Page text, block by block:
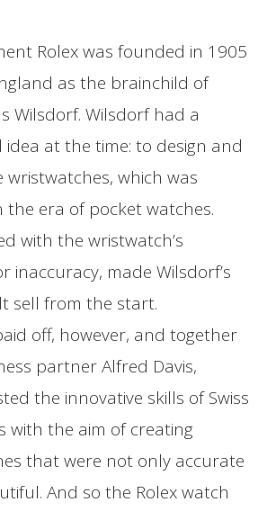
Fale conosco
Rolex was founded in 1905
as the brainchild of
Wilsdorf. Wilsdorf had a
at the time: to design and
which was
era of pocket watches.
with the wristwatch’s
inaccuracy, made Wilsdorf’s
sell from the start.
off, however, and together
partner Alfred Davis,
the innovative skills of Swiss
with the aim of creating
that were not only accurate
And so the Rolex watch